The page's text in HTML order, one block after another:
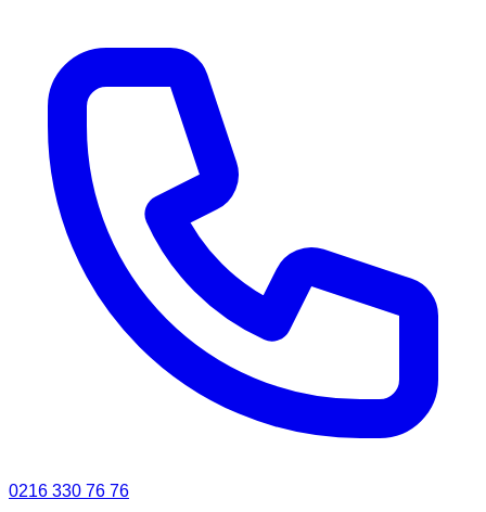
0216 330 76 76